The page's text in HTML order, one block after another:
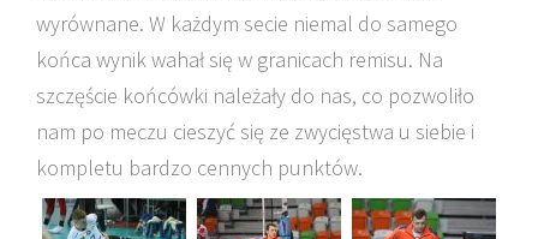
wyrównane. W każdym secie niemal do samego
końca wynik wahał się w granicach remisu. Na
szczęście końcówki należały do nas, co pozwoliło
nam po meczu cieszyć się ze zwycięstwa u siebie i
kompletu bardzo cennych punktów.